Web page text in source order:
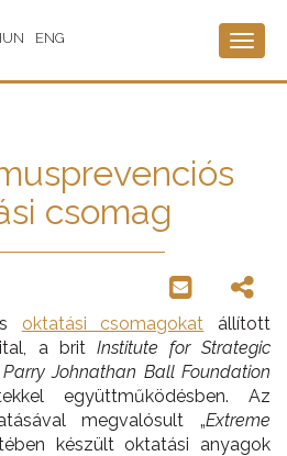
ENG
csomag
oktatási csomagokat állított
a brit Institute for Strategic
Johnathan Ball Foundation
együttműködésben. Az
megvalósult „Extreme
készült oktatási anyagok